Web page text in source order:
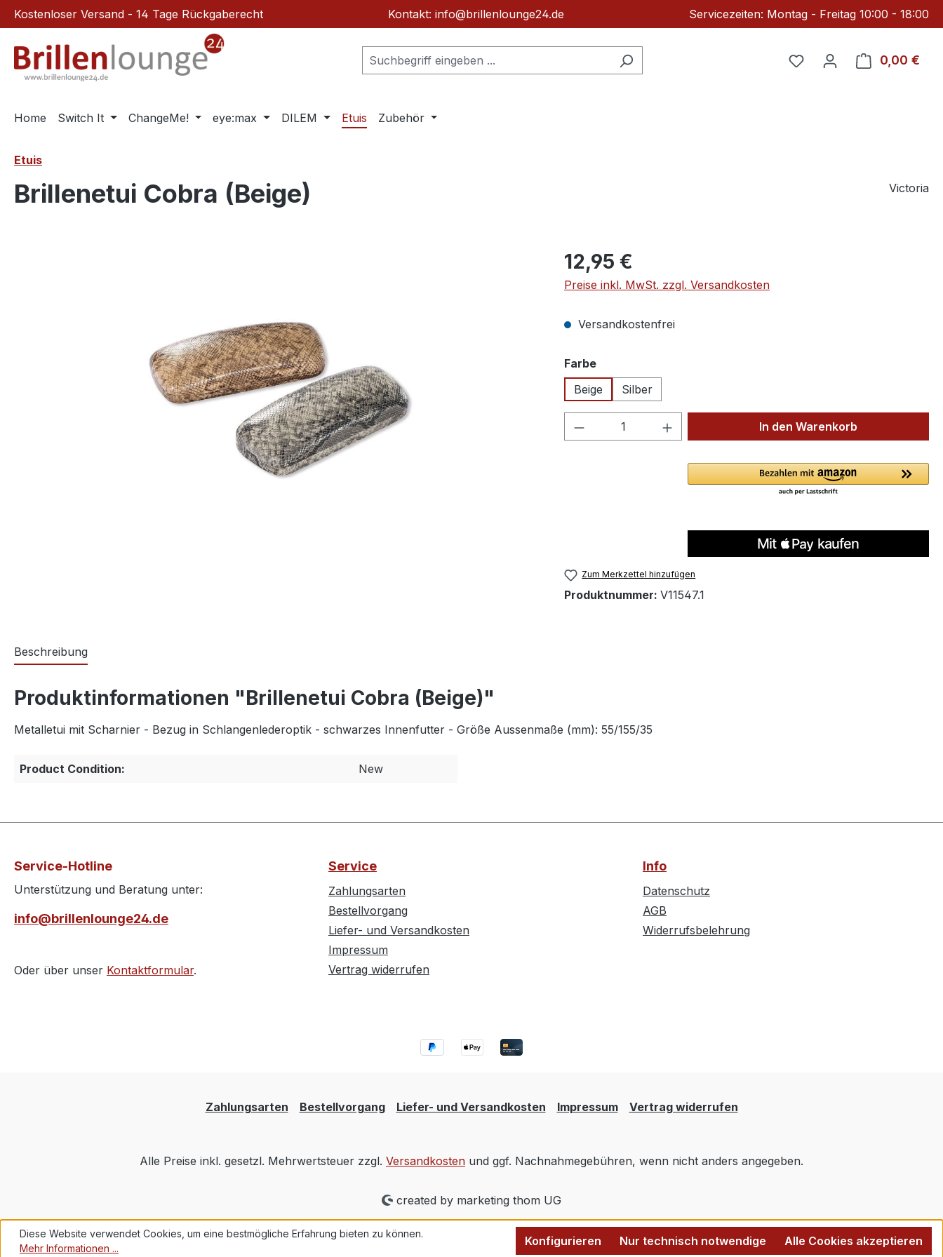
Hauptinhalt springen
Zur Suche springen
Zur Hauptnavigation springen
Kostenloser Versand - 14 Tage Rückgaberecht Kontakt: info@brillenlounge24.de Servicezeiten: Montag - Freitag 10:00 - 18:00
Du hast 0 Produkte auf
0,00 €
Home Switch It ChangeMe! eye:max DILEM Etuis Zubehör
Etuis
Brillenetui Cobra (Beige) Victoria
Regulärer Preis:
12,95 €
Preise inkl. MwSt. zzgl. Versandkosten
Versandkostenfrei
Farbeauswählen
Beige
Silber
Produkt Anzahl: Gib den gewünschten Wert
In den Warenkorb
Zum Merkzettel hinzufügen
Produktnummer: V11547.1
Beschreibung
Produktinformationen "Brillenetui Cobra (Beige)"
Metalletui mit Scharnier - Bezug in Schlangenlederoptik - schwarzes Innenfutter - Größe Aussenmaße (mm): 55/155/35
Product Condition: New
Service-Hotline
Unterstützung und Beratung unter:
info@brillenlounge24.de
Oder über unser Kontaktformular.
Service
Zahlungsarten
Bestellvorgang
Liefer- und Versandkosten
Impressum
Vertrag widerrufen
Info
Datenschutz
AGB
Widerrufsbelehrung
Zahlungsarten Bestellvorgang Liefer- und Versandkosten Impressum Vertrag widerrufen
Alle Preise inkl. gesetzl. Mehrwertsteuer zzgl. Versandkosten und ggf. Nachnahmegebühren, wenn nicht anders angegeben.
created by marketing thom UG
Diese Website verwendet Cookies, um eine bestmögliche Erfahrung bieten zu können.
Mehr Informationen ...
Nur technisch notwendige
Konfigurieren Alle Cookies akzeptieren